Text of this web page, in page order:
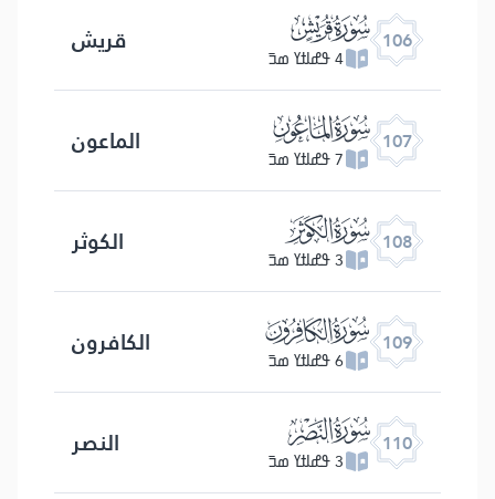
106 ﰗ
4 ߟߝߊߙߌ ߘߏ߫ قریش
107 ﰘ
7 ߟߝߊߙߌ ߘߏ߫ الماعون
108 ﰙ
3 ߟߝߊߙߌ ߘߏ߫ الكوثر
109 ﰚ
6 ߟߝߊߙߌ ߘߏ߫ الكافرون
110 ﰛ
3 ߟߝߊߙߌ ߘߏ߫ النصر